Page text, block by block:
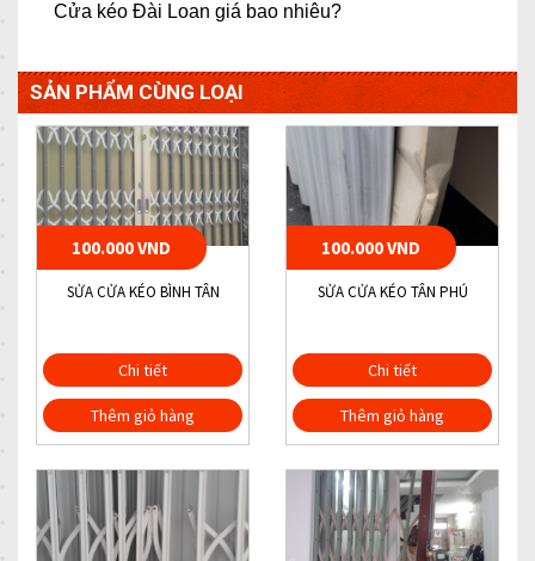
Cửa kéo Đài Loan giá bao nhiêu?
SẢN PHẨM CÙNG LOẠI
100.000 VND
SỬA CỬA KÉO BÌNH TÂN
Chi tiết
Thêm giỏ hàng
100.000 VND
SỬA CỬA KÉO TÂN PHÚ
Chi tiết
Thêm giỏ hàng